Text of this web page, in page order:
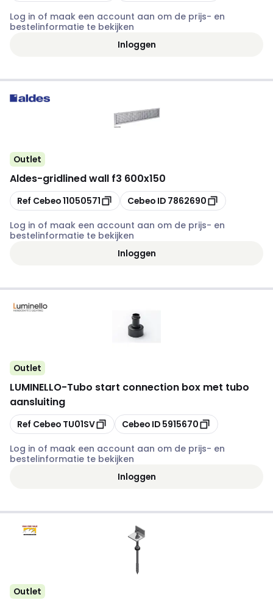
Log in of maak een account aan om de prijs- en
bestelinformatie te bekijken
Inloggen
Outlet
Aldes-gridlined wall f3 600x150
Kopiëren
Ref Cebeo11050571 Kopiëren
Cebeo ID 7862690
Log in of maak een account aan om de prijs- en
bestelinformatie te bekijken
Inloggen
Outlet
LUMINELLO-Tubo start connection box met tubo
aansluiting
Kopiëren
Ref Cebeo TU01SV Kopiëren
Cebeo ID 5915670
Log in of maak een account aan om de prijs- en
bestelinformatie te bekijken
Inloggen
Outlet